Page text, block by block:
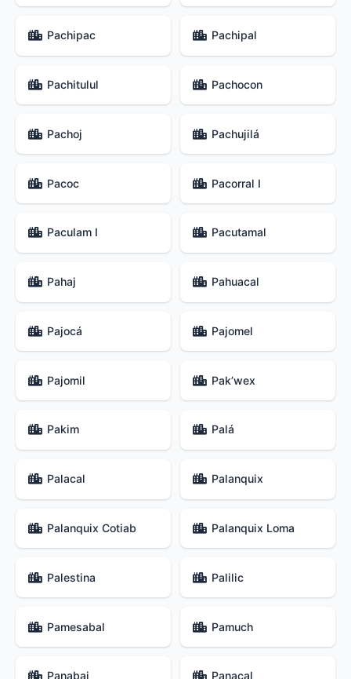
Pachipac Pachipal
Pachitulul Pachocon
Pachoj Pachujilá
Pacoc Pacorral I
Paculam I Pacutamal
Pahaj Pahuacal
Pajocá Pajomel
Pajomil Pak’wex
Pakim Palá
Palacal Palanquix
Palanquix Cotiab Palanquix Loma
Palestina Palilic
Pamesabal Pamuch
Panabaj Panacal